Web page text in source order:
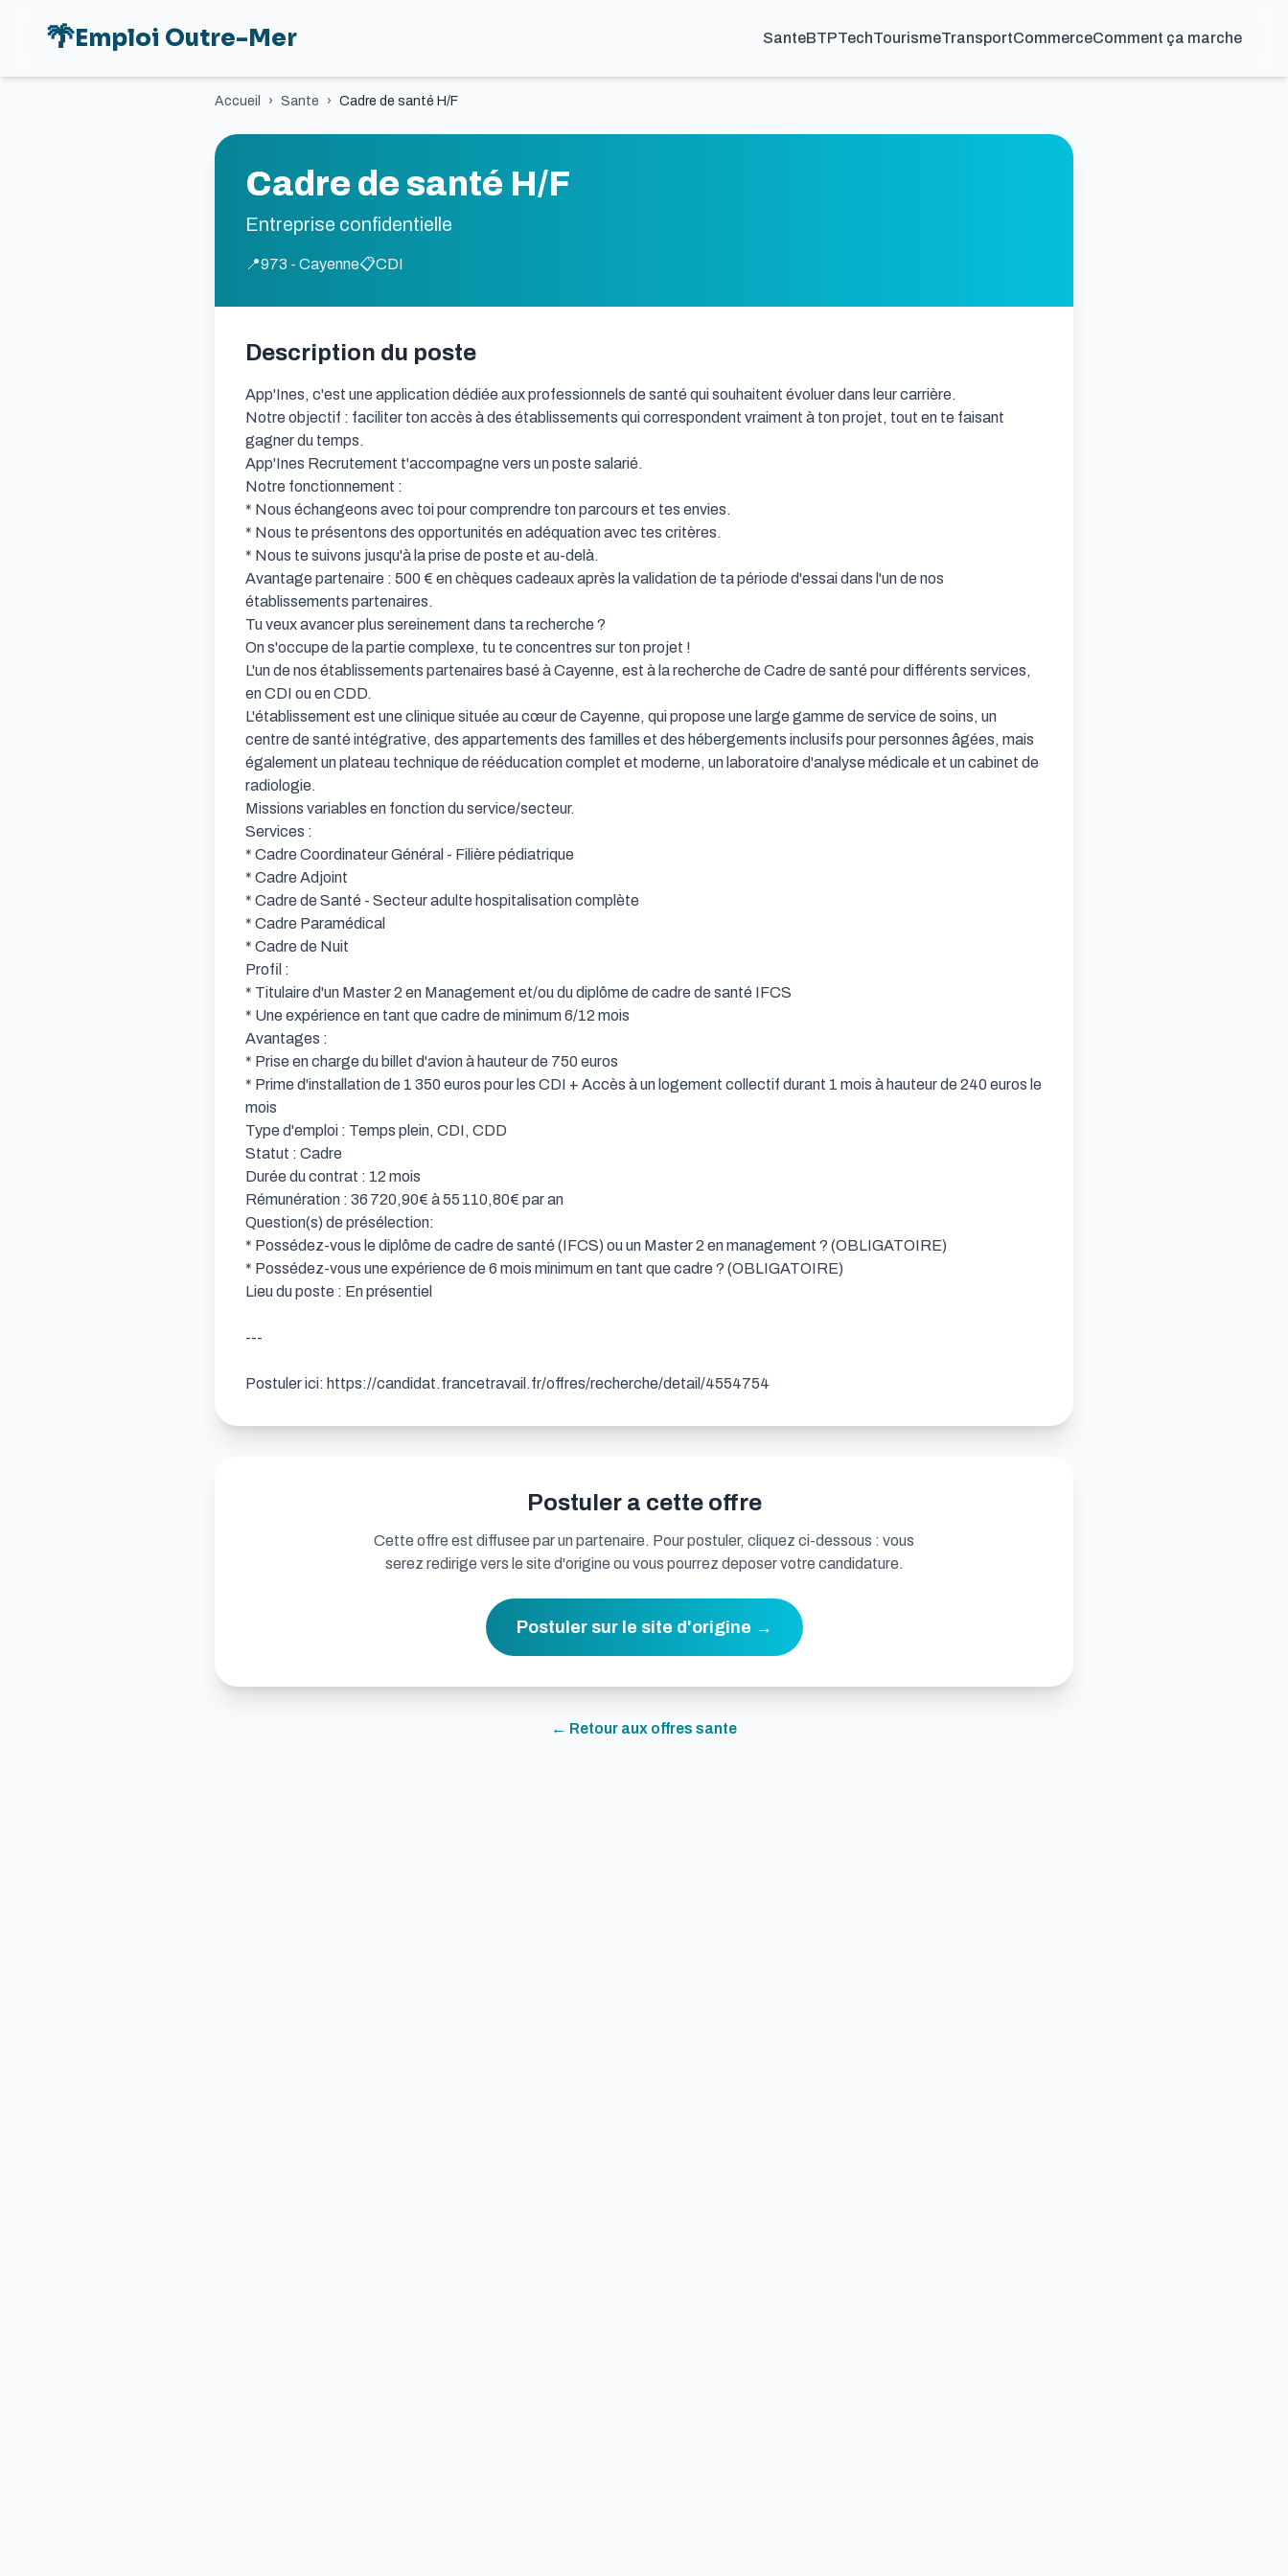
🌴Emploi Outre-Mer SanteBTPTechTourismeTransportCommerceComment ça marche
Accueil › Sante › Cadre de santé H/F
Cadre de santé H/F
Entreprise confidentielle
📍973 - Cayenne📋CDI
Description du poste
App'Ines, c'est une application dédiée aux professionnels de santé qui souhaitent évoluer dans leur carrière.
Notre objectif : faciliter ton accès à des établissements qui correspondent vraiment à ton projet, tout en te faisant
gagner du temps.
App'Ines Recrutement t'accompagne vers un poste salarié.
Notre fonctionnement :
* Nous échangeons avec toi pour comprendre ton parcours et tes envies.
* Nous te présentons des opportunités en adéquation avec tes critères.
* Nous te suivons jusqu'à la prise de poste et au-delà.
Avantage partenaire : 500 € en chèques cadeaux après la validation de ta période d'essai dans l'un de nos
établissements partenaires.
Tu veux avancer plus sereinement dans ta recherche ?
On s'occupe de la partie complexe, tu te concentres sur ton projet !
L'un de nos établissements partenaires basé à Cayenne, est à la recherche de Cadre de santé pour différents services,
en CDI ou en CDD.
L'établissement est une clinique située au cœur de Cayenne, qui propose une large gamme de service de soins, un
centre de santé intégrative, des appartements des familles et des hébergements inclusifs pour personnes âgées, mais
également un plateau technique de rééducation complet et moderne, un laboratoire d'analyse médicale et un cabinet de
radiologie.
Missions variables en fonction du service/secteur.
Services :
* Cadre Coordinateur Général - Filière pédiatrique
* Cadre Adjoint
* Cadre de Santé - Secteur adulte hospitalisation complète
* Cadre Paramédical
* Cadre de Nuit
Profil :
* Titulaire d'un Master 2 en Management et/ou du diplôme de cadre de santé IFCS
* Une expérience en tant que cadre de minimum 6/12 mois
Avantages :
* Prise en charge du billet d'avion à hauteur de 750 euros
* Prime d'installation de 1 350 euros pour les CDI + Accès à un logement collectif durant 1 mois à hauteur de 240 euros le
mois
Type d'emploi : Temps plein, CDI, CDD
Statut : Cadre
Durée du contrat : 12 mois
Rémunération : 36 720,90€ à 55 110,80€ par an
Question(s) de présélection:
* Possédez-vous le diplôme de cadre de santé (IFCS) ou un Master 2 en management ? (OBLIGATOIRE)
* Possédez-vous une expérience de 6 mois minimum en tant que cadre ? (OBLIGATOIRE)
Lieu du poste : En présentiel
---
Postuler ici: https://candidat.francetravail.fr/offres/recherche/detail/4554754
Postuler a cette offre
Cette offre est diffusee par un partenaire. Pour postuler, cliquez ci-dessous : vous
serez redirige vers le site d'origine ou vous pourrez deposer votre candidature.
Postuler sur le site d'origine →
← Retour aux offres sante